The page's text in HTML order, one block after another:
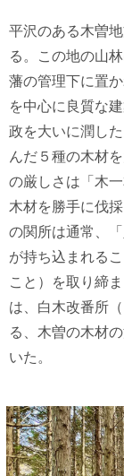
平沢のある木曽
る。この地の山
藩の管理下に置
を中心に良質な
政を大いに潤し
んだ５種の木材
の厳しさは「木
木材を勝手に伐
の関所は通常、
が持ち込まれる
こと）を取り締
は、白木改番所
る、木曽の木材
いた。